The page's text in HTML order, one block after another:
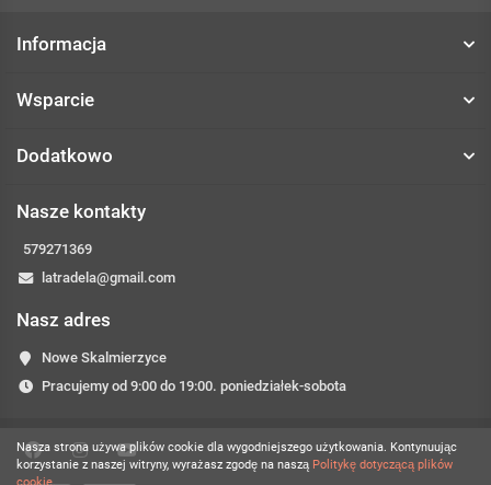
Nasza strona używa plików cookie dla wygodniejszego użytkowania. Kontynuując
korzystanie z naszej witryny, wyrażasz zgodę na naszą Politykę dotyczącą plików
Informacja
Wsparcie
Dodatkowo
Nasze kontakty
579271369
latradela@gmail.com
Nasz adres
Nowe Skalmierzyce
Pracujemy od 9:00 do 19:00. poniedziałek-sobota